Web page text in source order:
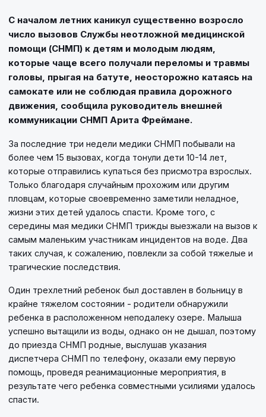
С началом летних каникул существенно возросло
число вызовов Службы неотложной медицинской
помощи (СНМП) к детям и молодым людям,
которые чаще всего получали переломы и травмы
головы, прыгая на батуте, неосторожно катаясь на
самокате или не соблюдая правила дорожного
движения, сообщила руководитель внешней
коммуникации СНМП Арита Фреймане.
За последние три недели медики СНМП побывали на
более чем 15 вызовах, когда тонули дети 10-14 лет,
которые отправились купаться без присмотра взрослых.
Только благодаря случайным прохожим или другим
пловцам, которые своевременно заметили неладное,
жизни этих детей удалось спасти. Кроме того, с
середины мая медики СНМП трижды выезжали на вызов к
самым маленьким участникам инцидентов на воде. Два
таких случая, к сожалению, повлекли за собой тяжелые и
трагические последствия.
Один трехлетний ребенок был доставлен в больницу в
крайне тяжелом состоянии - родители обнаружили
ребенка в расположенном неподалеку озере. Малыша
успешно вытащили из воды, однако он не дышал, поэтому
до приезда СНМП родные, выслушав указания
диспетчера СНМП по телефону, оказали ему первую
помощь, проведя реанимационные мероприятия, в
результате чего ребенка совместными усилиями удалось
спасти.